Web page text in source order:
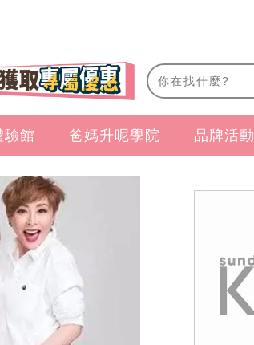
驗館 爸媽升呢學院 品牌活動